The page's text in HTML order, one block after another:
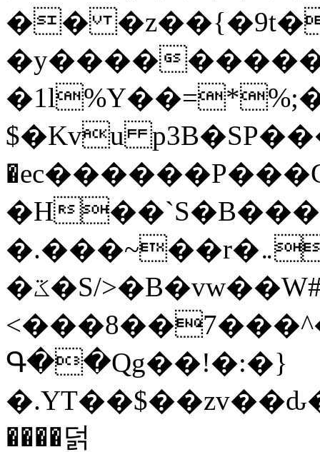
��
�y����
$�Kvu
�H
�.���~��r�޼�}�܅�mؕWu���K}
�ػ�S/>�B�vw��W#�I��*]\W��)Ħ�1��fC}
Գ��Qg��!�:�}
����덝